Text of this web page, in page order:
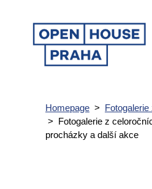
Homepage >
> Fotogalerie z
procházky a další akce